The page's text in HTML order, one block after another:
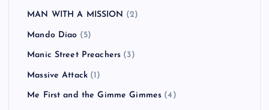
MAN WITH A MISSION (2)
Mando Diao (5)
Manic Street Preachers (3)
Massive Attack (1)
Me First and the Gimme Gimmes (4)